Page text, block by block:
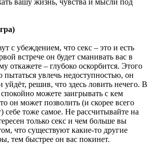
с убеждением, что секс – это и есть
встрече он будет сманивать вас в
откажете – глубоко оскорбится. Этого
увлечь недоступностью, он
уйдёт, решив, что здесь ловить нечего. В
можете заигрывать с кем
он может позволить (и скорее всего
себе тоже самое. Не рассчитывайте на
только секс и чем больше вы
что существуют какие-то другие
тем быстрее он вас покинет.